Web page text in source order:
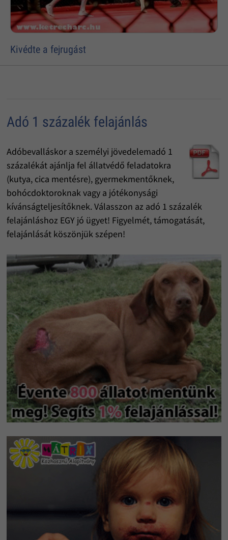
Kivédte a fejrugást
Adó 1 százalék felajánlás
Adóbevalláskor a személyi jövedelemadó 1
százalékát ajánlja fel állatvédő feladatokra
(kutya, cica mentésre), gyermekmentőknek,
bohócdoktoroknak vagy a jótékonysági
kívánságteljesítőknek. Válasszon az adó 1 százalék
felajánláshoz EGY jó ügyet! Figyelmét, támogatását,
felajánlását köszönjük szépen!